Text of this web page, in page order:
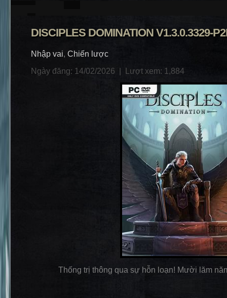
DISCIPLES DOMINATION V1.3.0.3329-
Nhập vai, Chiến lược
Ngày đăng: 14/02/2026 | Lượt xem: 1,884
Thống trị thông qua sự hỗn loạn! Mười lăm